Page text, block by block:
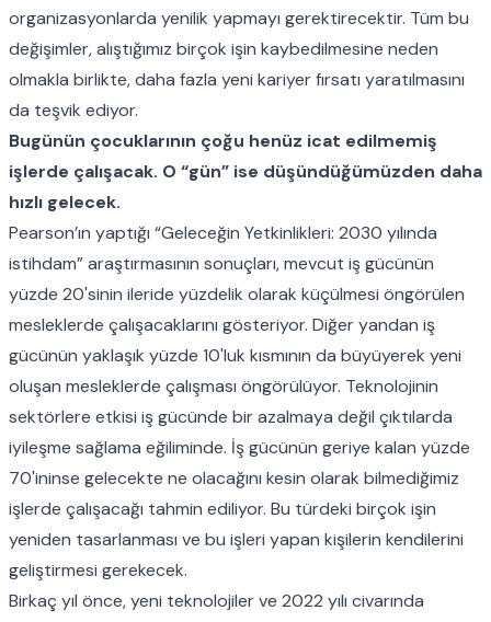
organizasyonlarda yenilik yapmayı gerektirecektir. Tüm bu
değişimler, alıştığımız birçok işin kaybedilmesine neden
olmakla birlikte, daha fazla yeni kariyer fırsatı yaratılmasını
da teşvik ediyor.
Bugünün çocuklarının çoğu henüz icat edilmemiş
işlerde çalışacak. O “gün” ise düşündüğümüzden daha
hızlı gelecek.
Pearson’ın yaptığı “Geleceğin Yetkinlikleri: 2030 yılında
istihdam” araştırmasının sonuçları, mevcut iş gücünün
yüzde 20'sinin ileride yüzdelik olarak küçülmesi öngörülen
mesleklerde çalışacaklarını gösteriyor. Diğer yandan iş
gücünün yaklaşık yüzde 10'luk kısmının da büyüyerek yeni
oluşan mesleklerde çalışması öngörülüyor. Teknolojinin
sektörlere etkisi iş gücünde bir azalmaya değil çıktılarda
iyileşme sağlama eğiliminde. İş gücünün geriye kalan yüzde
70'ininse gelecekte ne olacağını kesin olarak bilmediğimiz
işlerde çalışacağı tahmin ediliyor. Bu türdeki birçok işin
yeniden tasarlanması ve bu işleri yapan kişilerin kendilerini
geliştirmesi gerekecek.
Birkaç yıl önce, yeni teknolojiler ve 2022 yılı civarında